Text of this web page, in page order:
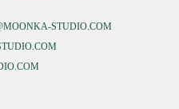
STUDIO.COM